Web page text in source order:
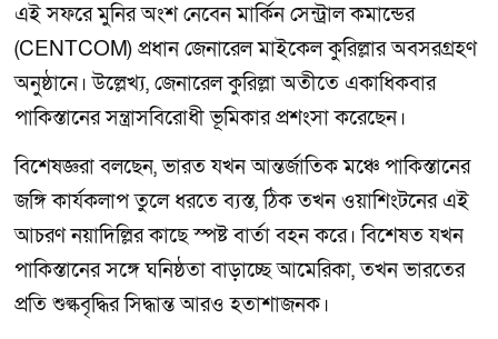
এই সফরে মুনির অংশ নেবেন মার্কিন সেন্ট্রাল কমান্ডের
(CENTCOM) প্রধান জেনারেল মাইকেল কুরিল্লার অবসরগ্রহণ
অনুষ্ঠানে। উল্লেখ্য, জেনারেল কুরিল্লা অতীতে একাধিকবার
পাকিস্তানের সন্ত্রাসবিরোধী ভূমিকার প্রশংসা করেছেন।
বিশেষজ্ঞরা বলছেন, ভারত যখন আন্তর্জাতিক মঞ্চে পাকিস্তানের
জঙ্গি কার্যকলাপ তুলে ধরতে ব্যস্ত, ঠিক তখন ওয়াশিংটনের এই
আচরণ নয়াদিল্লির কাছে স্পষ্ট বার্তা বহন করে। বিশেষত যখন
পাকিস্তানের সঙ্গে ঘনিষ্ঠতা বাড়াচ্ছে আমেরিকা, তখন ভারতের
প্রতি শুল্কবৃদ্ধির সিদ্ধান্ত আরও হতাশাজনক।